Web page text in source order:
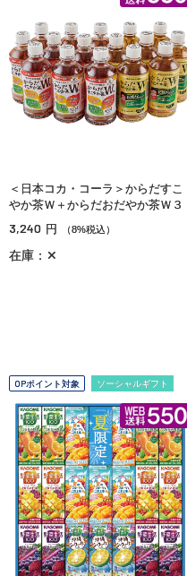
＜日本コカ・コーラ＞からだすこ
やか茶Ｗ＋からだおだやか茶Ｗ３
3,240 円 （8%税込）
在庫：✕
OPポイント対象 ソーシャルギフト